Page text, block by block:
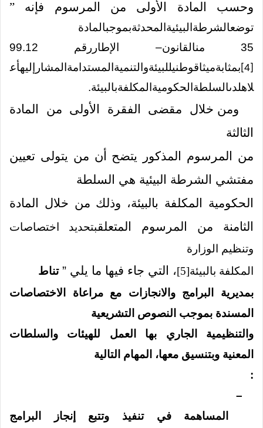
وحسب المادة الأولى من المرسوم فإنه ”
توضعالشرطةالبيئيةالمحدثةبموجبالمادة
35
منالقانون– الإطاررقم 99.12
[4] بمثابةميثاقوطنيللبيئةوالتنميةالمستدامةالمشارإليهأع
لاهلدىالسلطةالحكوميةالمكلفةبالبيئة.
ومن خلال مقضى الفقرة الأولى من المادة
الثالثة
من المرسوم المذكور يتضح أن من يتولى تعيين
مفتشي الشرطة البيئية هي السلطة
الحكومية المكلفة بالبيئة، وذلك من خلال المادة
الثامنة من المرسوم المتعلقبتحديد اختصاصات
وتنظيم الوزارة
المكلفة بالبيئة[5]، التي جاء فيها ما يلي ”تناط
بمديرية البرامج والانجازات مع مراعاة الاختصاصات
المسندة بموجب النصوص التشريعية
والتنظيمية الجاري بها العمل للهيئات والسلطات
المعنية وبتنسيق معها، المهام التالية
:
–
‏المساهمة في تنفيذ وتتبع إنجاز البرامج